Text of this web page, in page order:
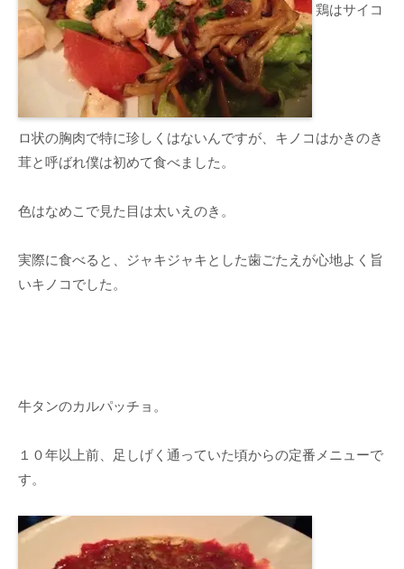
鶏はサイコ
ロ状の胸肉で特に珍しくはないんですが、キノコはかきのき
茸と呼ばれ僕は初めて食べました。
色はなめこで見た目は太いえのき。
実際に食べると、ジャキジャキとした歯ごたえが心地よく旨
いキノコでした。
牛タンのカルパッチョ。
１０年以上前、足しげく通っていた頃からの定番メニューで
す。